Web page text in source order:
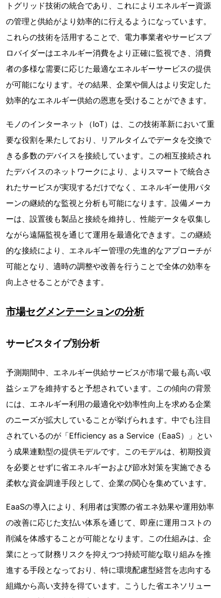
トグリッド技術の統合であり、これによりエネルギー資源
の管理と供給がより効率的に行えるようになっています。
これらの技術を活用することで、電力事業者やサービスプ
ロバイダーはエネルギー消費をより正確に監視でき、消費
者の多様な需要に応じた最適なエネルギーサービスの提供
が可能になります。その結果、企業や個人はより安定した
効率的なエネルギー供給の恩恵を受けることができます。
モノのインターネット（IoT）は、この技術革新において重
要な役割を果たしており、リアルタイムでデータを交換で
きる多数のデバイスを接続しています。この相互接続され
たデバイスのネットワークにより、よりスマートで統合さ
れたサービスが実現するだけでなく、エネルギー使用パタ
ーンの継続的な監視と分析も可能になります。設備メーカ
ーは、設置後も製品と接続を維持し、性能データを収集し
ながら遠隔監視を通じて運用を最適化できます。この継続
的な接続により、エネルギー管理の先進的なアプローチが
可能となり、適時の調整や改善を行うことで全体の効率を
向上させることができます。
市場セグメンテーションの分析
サービスタイプ別分析
予測期間中、エネルギー供給サービスが市場で最も高い収
益シェアを維持すると予想されています。この傾向の背景
には、エネルギー利用の最適化や効率性向上を求める企業
のニーズが拡大していることが挙げられます。中でも注目
されているのが「Efficiency as a Service（EaaS）」とい
う成果連動型の提供モデルです。このモデルは、初期投資
を必要とせずに省エネルギーおよび節水対策を実施できる
柔軟な資金調達手段として、企業の関心を集めています。
EaaSの導入により、利用者は実際の省エネ効果や運用効率
の改善に応じた支払い体系を通じて、即座に運用コストの
削減を体感することが可能となります。この仕組みは、企
業にとって財務リスクを抑えつつ持続可能な取り組みを推
進する手段となっており、特に環境配慮型経営を志向する
組織から高い支持を得ています。こうした省エネソリュー